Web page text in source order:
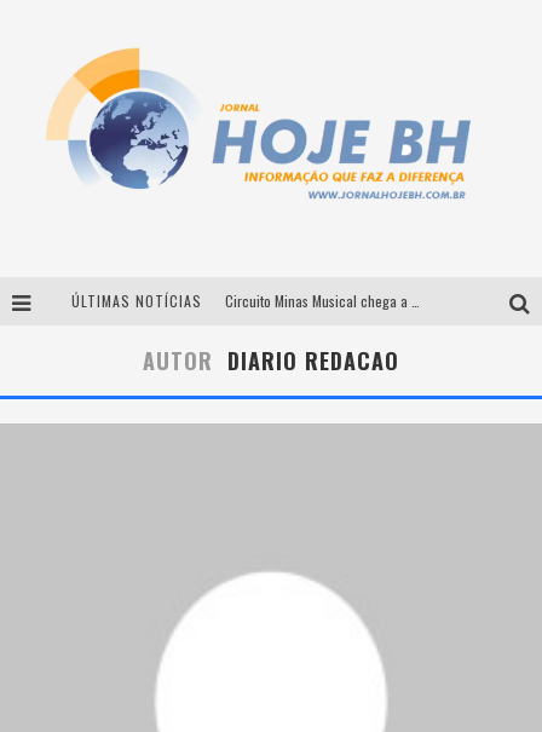
ÚLTIMAS NOTÍCIAS
Simone celebra a força feminina e sua trajetória histórica na MPB em novo show “Que mulher é essa!?” em Belo Horizonte
AUTOR DIARIO REDACAO